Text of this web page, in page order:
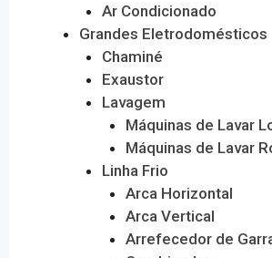
Ar Condicionado
Grandes Eletrodomésticos
Chaminé
Exaustor
Lavagem
Máquinas de Lavar
Máquinas de Lavar
Linha Frio
Arca Horizontal
Arca Vertical
Arrefecedor de